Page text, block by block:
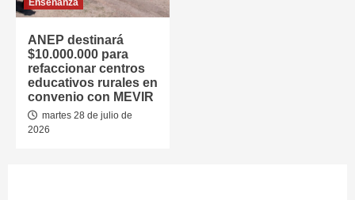
ANEP destinará
$10.000.000 para
refaccionar centros
educativos rurales en
convenio con MEVIR
martes 28 de julio de
2026